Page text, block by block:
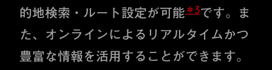
的地検索・ルート設定が可能 ＊3です。ま
た、オンラインによるリアルタイムかつ
豊富な情報を活用することができます。